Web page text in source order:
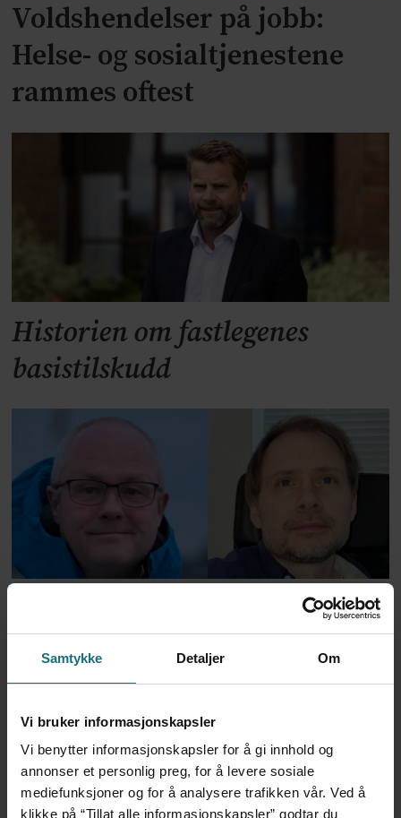
Samtykke Detaljer Om
Vi bruker informasjonskapsler
Vi benytter informasjonskapsler for å gi innhold og
annonser et personlig preg, for å levere sosiale
mediefunksjoner og for å analysere trafikken vår. Ved å
klikke på “Tillat alle informasjonskapsler” godtar du
Voldshendelser på jobb:
Helse- og sosialtjenestene
rammes oftest
Historien om fastlegenes
basistilskudd
Om interpellasjonen om de nye
sykmeldingstakstene
Senatet bekrefter Schwartz
som ny smittevernsdirektør